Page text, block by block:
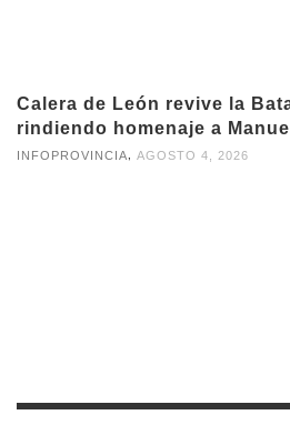
Calera de León revive la
rindiendo homenaje a
INFOPROVINCIA, AGOSTO 4, 2026